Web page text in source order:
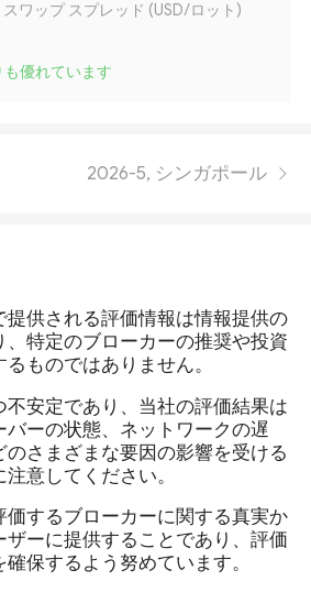
ワップ スプレッド (USD/ロット)
優れています
2026-5, シンガポール
提供される評価情報は情報提供の
特定のブローカーの推奨や投資
ものではありません。
安定であり、当社の評価結果は
ーの状態、ネットワークの遅
さまざまな要因の影響を受ける
意してください。
価するブローカーに関する真実か
ーに提供することであり、評価
保するよう努めています。